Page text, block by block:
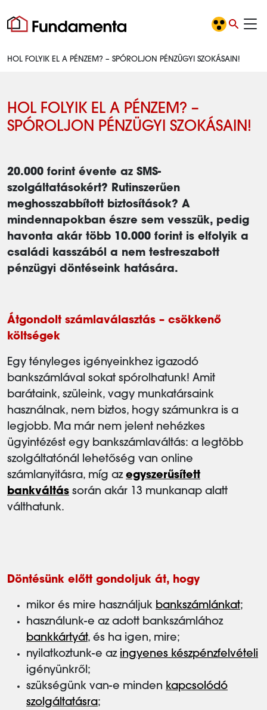
HOL FOLYIK EL A PÉNZEM? – SPÓROLJON PÉNZÜGYI SZOKÁSAIN!
HOL FOLYIK EL A PÉNZEM? –
SPÓROLJON PÉNZÜGYI SZOKÁSAIN!
20.000 forint évente az SMS-
szolgáltatásokért? Rutinszerűen
meghosszabbított biztosítások? A
mindennapokban észre sem vesszük, pedig
havonta akár több 10.000 forint is elfolyik a
családi kasszából a nem testreszabott
pénzügyi döntéseink hatására.
Átgondolt számlaválasztás – csökkenő
költségek
Egy tényleges igényeinkhez igazodó
bankszámlával sokat spórolhatunk! Amit
barátaink, szüleink, vagy munkatársaink
használnak, nem biztos, hogy számunkra is a
legjobb. Ma már nem jelent nehézkes
ügyintézést egy bankszámlaváltás: a legtöbb
szolgáltatónál lehetőség van online
számlanyitásra, míg az egyszerűsített
bankváltás során akár 13 munkanap alatt
válthatunk.
Döntésünk előtt gondoljuk át, hogy
mikor és mire használjuk bankszámlánkat;
használunk-e az adott bankszámlához
bankkártyát, és ha igen, mire;
nyilatkoztunk-e az ingyenes készpénzfelvételi
igényünkről;
szükségünk van-e minden kapcsolódó
szolgáltatásra;